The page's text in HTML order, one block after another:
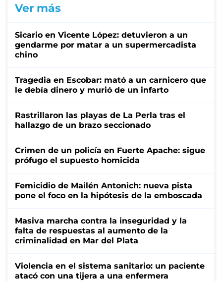
Ver más
Sicario en Vicente López: detuvieron a un
gendarme por matar a un supermercadista
chino
Tragedia en Escobar: mató a un carnicero que
le debía dinero y murió de un infarto
Rastrillaron las playas de La Perla tras el
hallazgo de un brazo seccionado
Crimen de un policía en Fuerte Apache: sigue
prófugo el supuesto homicida
Femicidio de Mailén Antonich: nueva pista
pone el foco en la hipótesis de la emboscada
Masiva marcha contra la inseguridad y la
falta de respuestas al aumento de la
criminalidad en Mar del Plata
Violencia en el sistema sanitario: un paciente
atacó con una tijera a una enfermera